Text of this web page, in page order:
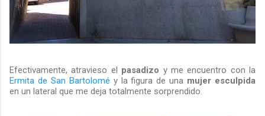
Efectivamente, atravieso el pasadizo y me encuentro con la
Ermita de San Bartolomé y la figura de una mujer esculpida
en un lateral que me deja totalmente sorprendido.